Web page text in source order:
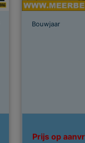
Bouwjaar
Prijs op